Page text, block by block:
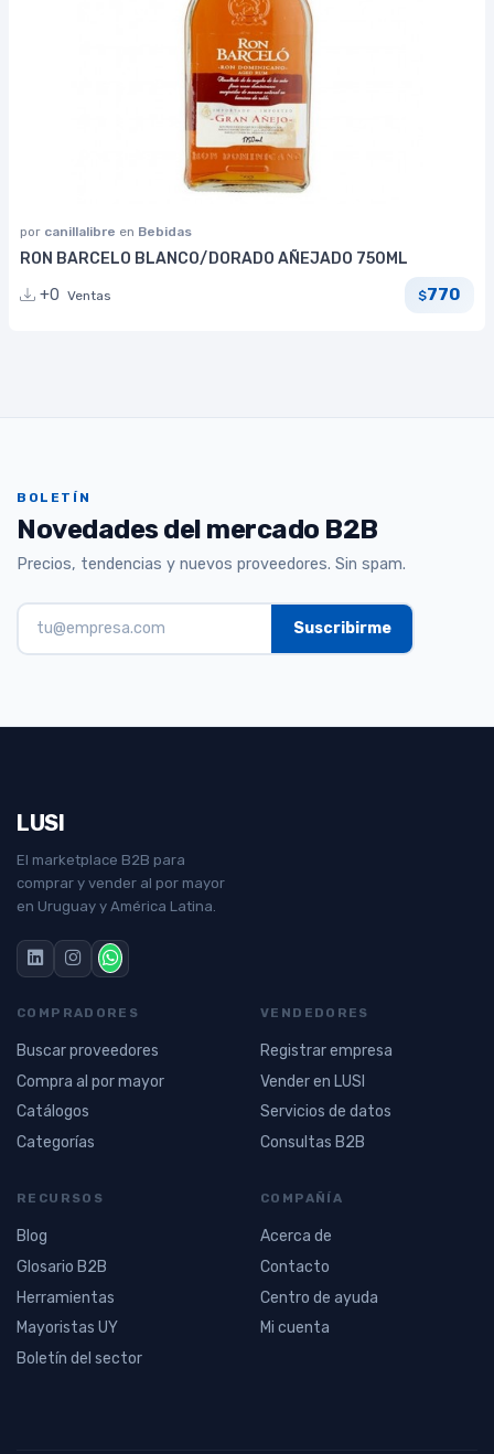
por canillalibre en Bebidas
RON BARCELO BLANCO/DORADO AÑEJADO 750ML
+0 Ventas $770
BOLETÍN
Novedades del mercado B2B
Precios, tendencias y nuevos proveedores. Sin spam.
LUSI
El marketplace B2B para
comprar y vender al por mayor
en Uruguay y América Latina.
COMPRADORES
Buscar proveedores
Compra al por mayor
Catálogos
Categorías
VENDEDORES
Registrar empresa
Vender en LUSI
Servicios de datos
Consultas B2B
RECURSOS
Blog
Glosario B2B
Herramientas
Mayoristas UY
Boletín del sector
COMPAÑÍA
Acerca de
Contacto
Centro de ayuda
Mi cuenta